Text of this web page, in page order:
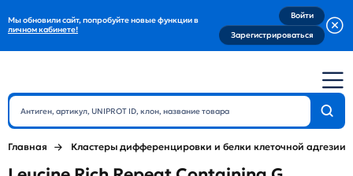
Мы обновили сайт, попробуйте новые функции в
личном кабинете!
Войти
Зарегистрироваться
Главная Кластеры дифференцировки и белки клеточной адгезии